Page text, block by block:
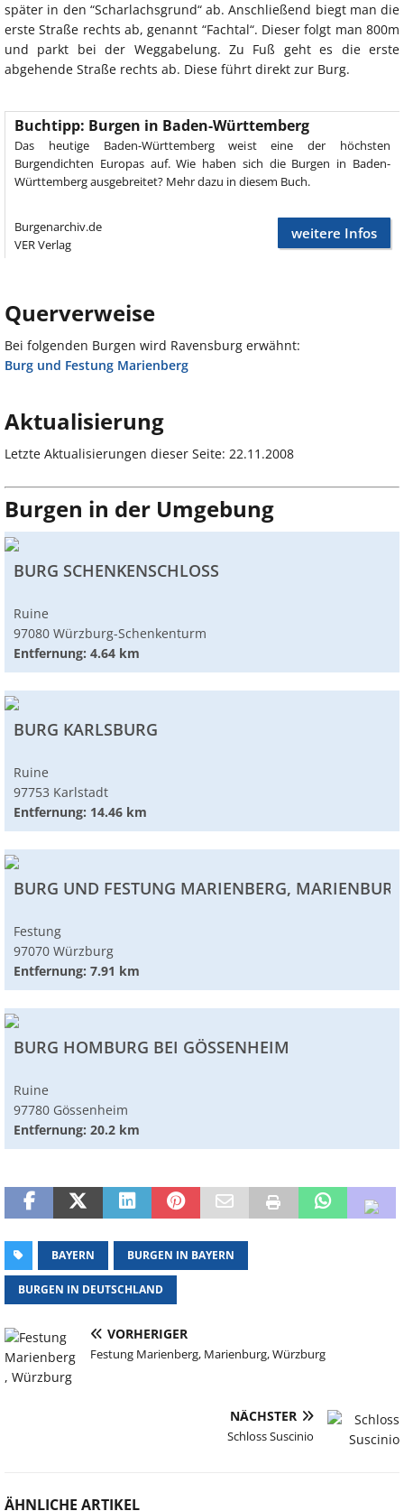
später in den “Scharlachsgrund“ ab. Anschließend biegt man die
erste Straße rechts ab, genannt “Fachtal“. Dieser folgt man 800m
und parkt bei der Weggabelung. Zu Fuß geht es die erste
abgehende Straße rechts ab. Diese führt direkt zur Burg.
Buchtipp: Burgen in Baden-Württemberg
Das heutige Baden-Württemberg weist eine der höchsten
Burgendichten Europas auf. Wie haben sich die Burgen in Baden-
Württemberg ausgebreitet? Mehr dazu in diesem Buch.
Burgenarchiv.de
VER Verlag
weitere Infos
Querverweise
Bei folgenden Burgen wird Ravensburg erwähnt:
Burg und Festung Marienberg
Aktualisierung
Letzte Aktualisierungen dieser Seite: 22.11.2008
Burgen in der Umgebung
BURG SCHENKENSCHLOSS
Ruine
97080 Würzburg-Schenkenturm
Entfernung: 4.64 km
BURG KARLSBURG
Ruine
97753 Karlstadt
Entfernung: 14.46 km
BURG UND FESTUNG MARIENBERG, MARIENBURG
Festung
97070 Würzburg
Entfernung: 7.91 km
BURG HOMBURG BEI GÖSSENHEIM
Ruine
97780 Gössenheim
Entfernung: 20.2 km
BAYERN BURGEN IN BAYERN
BURGEN IN DEUTSCHLAND
VORHERIGER
Festung Marienberg, Marienburg, Würzburg
NÄCHSTER
Schloss Suscinio
ÄHNLICHE ARTIKEL